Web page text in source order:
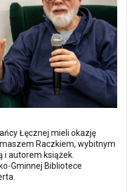
Łęcznej mieli okazję
Raczkiem, wybitnym
i autorem książek.
Gminnej Bibliotece